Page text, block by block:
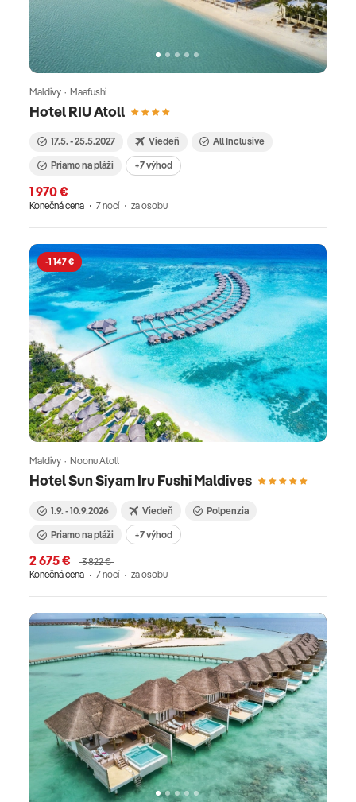
Hotel RIU Atoll
Maldivy · Maafushi
17.5. - 25.5.2027 Viedeň
All Inclusive
Priamo na pláži
+7 výhod
1 970 €
Konečná cena 7 nocí za osobu
-1 147 €
Hotel Sun Siyam Iru Fushi Maldives
Maldivy · Noonu Atoll
1.9. - 10.9.2026 Viedeň
Polpenzia
Priamo na pláži
+7 výhod
2 675 €
3 822 €
Konečná cena
7 nocí za osobu